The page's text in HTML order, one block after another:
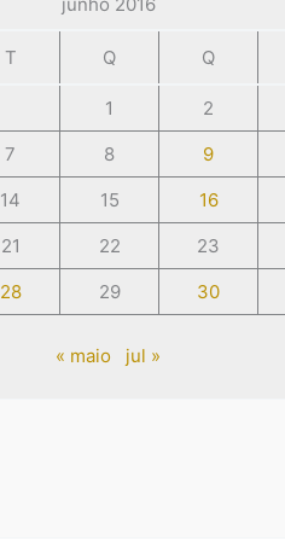
T Q Q
1 2
7 8 9
14 15 16
21 22 23
28 29 30
« maio jul »